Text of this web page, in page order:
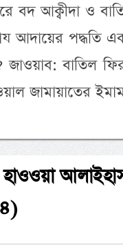
বদ আক্বীদা ও
আদায়ের পদ্ধতি
জাওয়াব: বাতিল
জামায়াতের